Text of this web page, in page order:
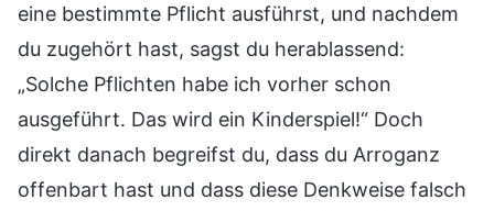
eine bestimmte Pflicht ausführst, und nachdem
du zugehört hast, sagst du herablassend:
„Solche Pflichten habe ich vorher schon
ausgeführt. Das wird ein Kinderspiel!“ Doch
direkt danach begreifst du, dass du Arroganz
offenbart hast und dass diese Denkweise falsch